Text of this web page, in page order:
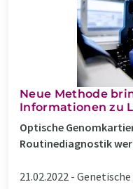
Neue Methode
Informationen zu
Optische
Routinediagnostik
21.02.2022 -